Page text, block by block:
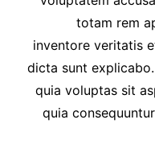
totam rem
inventore veritatis
dicta sunt
quia voluptas sit
quia